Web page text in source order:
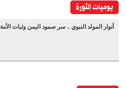
يوميات الثورة
أنوار المولد النبوي .. سر صمود اليمن وثبات الأمة